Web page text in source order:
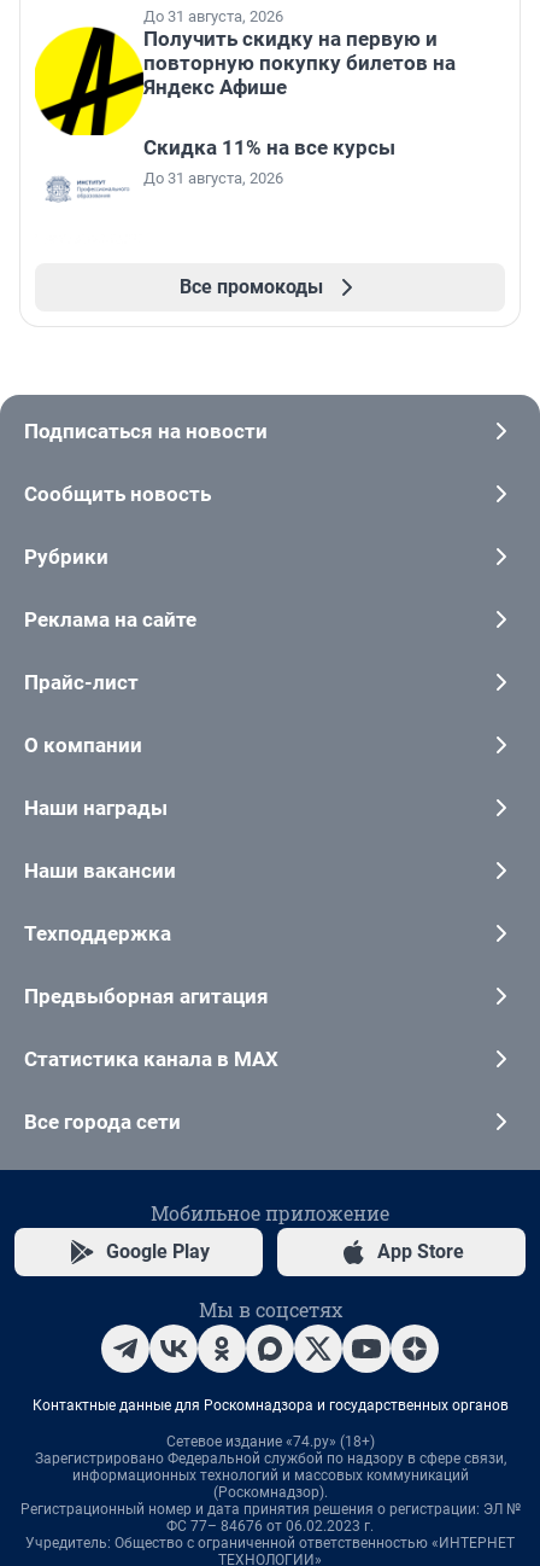
До 31 августа, 2026
Получить скидку на первую и
повторную покупку билетов на
Яндекс Афише
Скидка 11% на все курсы
До 31 августа, 2026
Все промокоды
Подписаться на новости
Сообщить новость
Рубрики
Реклама на сайте
Прайс-лист
О компании
Наши награды
Наши вакансии
Техподдержка
Предвыборная агитация
Статистика канала в MAX
Все города сети
Мобильное приложение
Google Play App Store
Мы в соцсетях
Контактные данные для Роскомнадзора и государственных органов
Сетевое издание «74.ру» (18+)
Зарегистрировано Федеральной службой по надзору в сфере связи,
информационных технологий и массовых коммуникаций
(Роскомнадзор).
Регистрационный номер и дата принятия решения о регистрации: ЭЛ №
ФС 77– 84676 от 06.02.2023 г.
Учредитель: Общество с ограниченной ответственностью «ИНТЕРНЕТ
ТЕХНОЛОГИИ»